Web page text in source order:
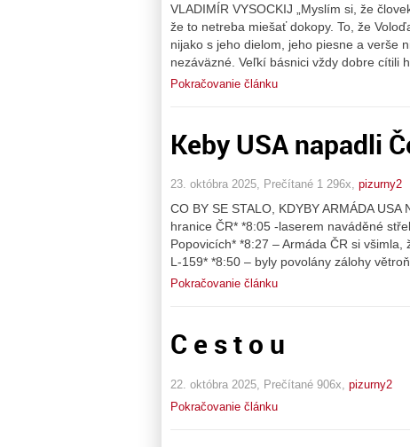
VLADIMÍR VYSOCKIJ „Myslím si, že
že to netreba miešať dokopy. To, že
nijako s jeho dielom, jeho piesne a verše
nezáväzné. Veľkí básnici vždy dobre cítili
Pokračovanie článku
Keby USA napadli
23. októbra 2025, Prečítané 1 296x, pizurny2
CO BY SE STALO, KDYBY ARMÁDA
hranice ČR* *8:05 -laserem naváděné
Popovicích* *8:27 – Armáda ČR si
L-159* *8:50 – byly povolány zálohy
Pokračovanie článku
C e s t o u
22. októbra 2025, Prečítané 906x, pizurny2
Pokračovanie článku